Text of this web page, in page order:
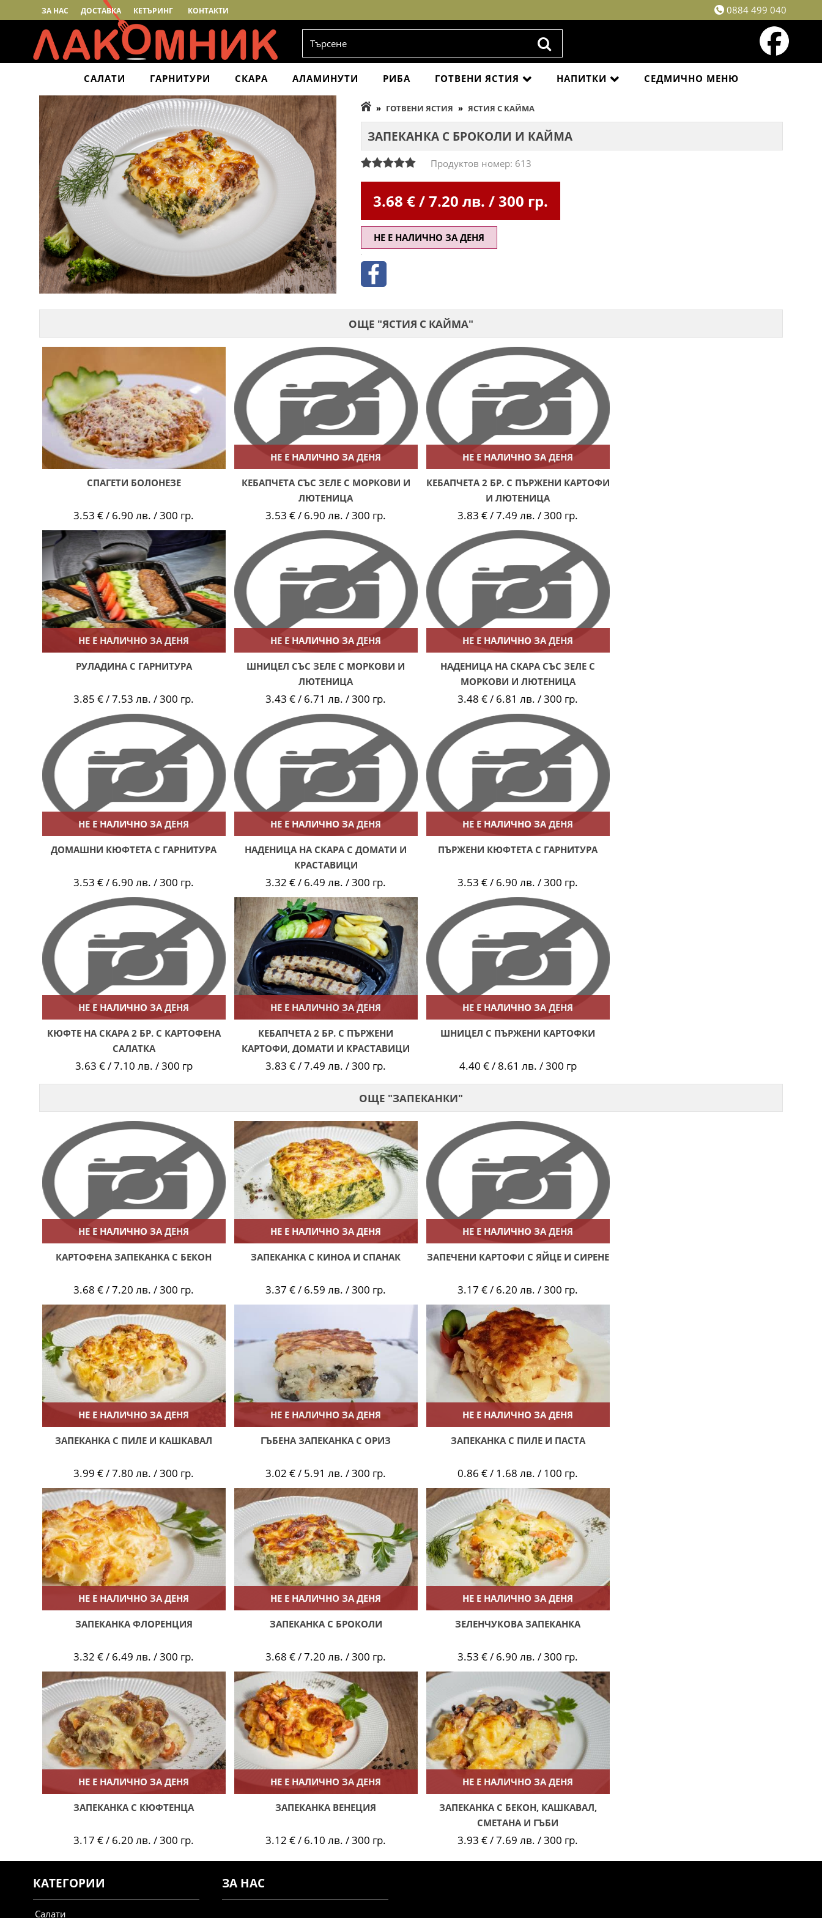
0884 499 040
ЗА НАС ДОСТАВКА КЕТЪРИНГ КОНТАКТИ
САЛАТИ ГАРНИТУРИ СКАРА АЛАМИНУТИ РИБА ГОТВЕНИ ЯСТИЯ НАПИТКИ СЕДМИЧНО МЕНЮ
» ГОТВЕНИ ЯСТИЯ » ЯСТИЯ С КАЙМА
ЗАПЕКАНКА С БРОКОЛИ И КАЙМА
Продуктов номер: 613
3.68 € / 7.20 лв. / 300 гр.
НЕ Е НАЛИЧНО ЗА ДЕНЯ
ОЩЕ "ЯСТИЯ С КАЙМА"
СПАГЕТИ БОЛОНЕЗЕ
3.53 € / 6.90 лв. / 300 гр.
НЕ Е НАЛИЧНО ЗА ДЕНЯ
КЕБАПЧЕТА СЪС ЗЕЛЕ С МОРКОВИ И
ЛЮТЕНИЦА
3.53 € / 6.90 лв. / 300 гр.
НЕ Е НАЛИЧНО ЗА ДЕНЯ
КЕБАПЧЕТА 2 БР. С ПЪРЖЕНИ КАРТОФИ
И ЛЮТЕНИЦА
3.83 € / 7.49 лв. / 300 гр.
НЕ Е НАЛИЧНО ЗА ДЕНЯ
РУЛАДИНА С ГАРНИТУРА
3.85 € / 7.53 лв. / 300 гр.
НЕ Е НАЛИЧНО ЗА ДЕНЯ
ШНИЦЕЛ СЪС ЗЕЛЕ С МОРКОВИ И
ЛЮТЕНИЦА
3.43 € / 6.71 лв. / 300 гр.
НЕ Е НАЛИЧНО ЗА ДЕНЯ
НАДЕНИЦА НА СКАРА СЪС ЗЕЛЕ С
МОРКОВИ И ЛЮТЕНИЦА
3.48 € / 6.81 лв. / 300 гр.
НЕ Е НАЛИЧНО ЗА ДЕНЯ
ДОМАШНИ КЮФТЕТА С ГАРНИТУРА
3.53 € / 6.90 лв. / 300 гр.
НЕ Е НАЛИЧНО ЗА ДЕНЯ
НАДЕНИЦА НА СКАРА С ДОМАТИ И
КРАСТАВИЦИ
3.32 € / 6.49 лв. / 300 гр.
НЕ Е НАЛИЧНО ЗА ДЕНЯ
ПЪРЖЕНИ КЮФТЕТА С ГАРНИТУРА
3.53 € / 6.90 лв. / 300 гр.
НЕ Е НАЛИЧНО ЗА ДЕНЯ
КЮФТЕ НА СКАРА 2 БР. С КАРТОФЕНА
САЛАТКА
3.63 € / 7.10 лв. / 300 гр
НЕ Е НАЛИЧНО ЗА ДЕНЯ
КЕБАПЧЕТА 2 БР. С ПЪРЖЕНИ
КАРТОФИ, ДОМАТИ И КРАСТАВИЦИ
3.83 € / 7.49 лв. / 300 гр.
НЕ Е НАЛИЧНО ЗА ДЕНЯ
ШНИЦЕЛ С ПЪРЖЕНИ КАРТОФКИ
4.40 € / 8.61 лв. / 300 гр
ОЩЕ "ЗАПЕКАНКИ"
НЕ Е НАЛИЧНО ЗА ДЕНЯ
КАРТОФЕНА ЗАПЕКАНКА С БЕКОН
3.68 € / 7.20 лв. / 300 гр.
НЕ Е НАЛИЧНО ЗА ДЕНЯ
ЗАПЕКАНКА С КИНОА И СПАНАК
3.37 € / 6.59 лв. / 300 гр.
НЕ Е НАЛИЧНО ЗА ДЕНЯ
ЗАПЕЧЕНИ КАРТОФИ С ЯЙЦЕ И СИРЕНЕ
3.17 € / 6.20 лв. / 300 гр.
НЕ Е НАЛИЧНО ЗА ДЕНЯ
ЗАПЕКАНКА С ПИЛЕ И КАШКАВАЛ
3.99 € / 7.80 лв. / 300 гр.
НЕ Е НАЛИЧНО ЗА ДЕНЯ
ГЪБЕНА ЗАПЕКАНКА С ОРИЗ
3.02 € / 5.91 лв. / 300 гр.
НЕ Е НАЛИЧНО ЗА ДЕНЯ
ЗАПЕКАНКА С ПИЛЕ И ПАСТА
0.86 € / 1.68 лв. / 100 гр.
НЕ Е НАЛИЧНО ЗА ДЕНЯ
ЗАПЕКАНКА ФЛОРЕНЦИЯ
3.32 € / 6.49 лв. / 300 гр.
НЕ Е НАЛИЧНО ЗА ДЕНЯ
ЗАПЕКАНКА С БРОКОЛИ
3.68 € / 7.20 лв. / 300 гр.
НЕ Е НАЛИЧНО ЗА ДЕНЯ
ЗЕЛЕНЧУКОВА ЗАПЕКАНКА
3.53 € / 6.90 лв. / 300 гр.
НЕ Е НАЛИЧНО ЗА ДЕНЯ
ЗАПЕКАНКА С КЮФТЕНЦА
3.17 € / 6.20 лв. / 300 гр.
НЕ Е НАЛИЧНО ЗА ДЕНЯ
ЗАПЕКАНКА ВЕНЕЦИЯ
3.12 € / 6.10 лв. / 300 гр.
НЕ Е НАЛИЧНО ЗА ДЕНЯ
ЗАПЕКАНКА С БЕКОН, КАШКАВАЛ,
СМЕТАНА И ГЪБИ
3.93 € / 7.69 лв. / 300 гр.
КАТЕГОРИИ
Салати
ЗА НАС